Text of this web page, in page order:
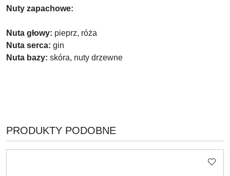
Nuty zapachowe:
Nuta głowy: pieprz, róża
Nuta serca: gin
Nuta bazy: skóra, nuty drzewne
Pomiń karuzelę produktów
PRODUKTY
O
PRODUKTY PODOBNE